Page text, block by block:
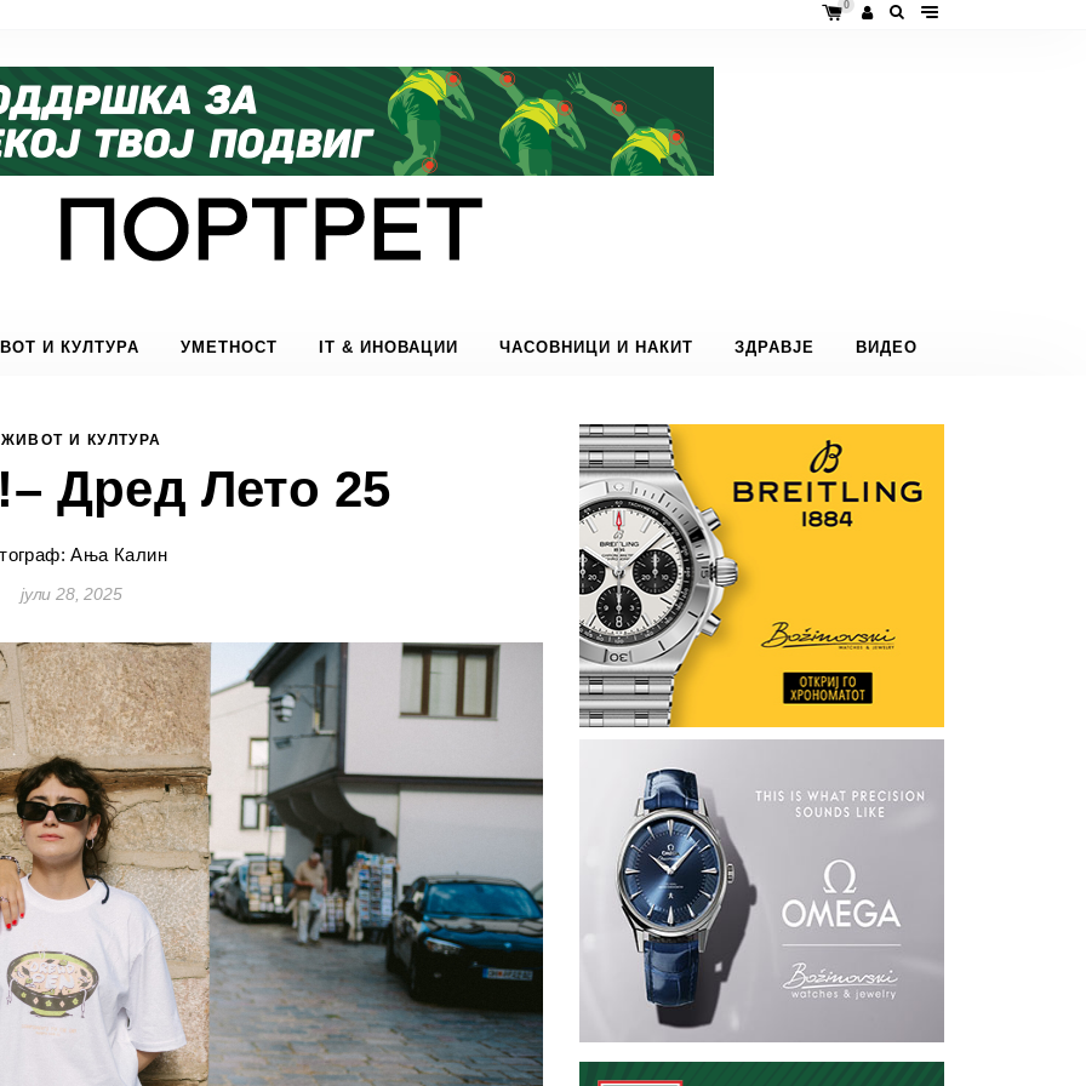
0
И КУЛТУРА УМЕТНОСТ IT & ИНОВАЦИИ ЧАСОВНИЦИ И НАКИТ ЗДРАВЈЕ ВИДЕО
ЖИВОТ И КУЛТУРА
Дред Лето 25
Ања Калин
јули 28, 2025